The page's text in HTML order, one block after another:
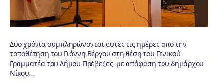
Δύο χρόνια συμπληρώνονται αυτές τις ημέρες από την
τοποθέτηση του Γιάννη Βέργου στη θέση του Γενικού
Γραμματέα του Δήμου Πρέβεζας, με απόφαση του δημάρχου
Νίκου…